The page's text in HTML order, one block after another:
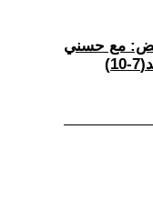
مع حسني